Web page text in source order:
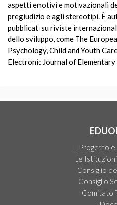
aspetti emotivi e motivazionali
pregiudizio e agli stereotipi. È
pubblicati su riviste
dello sviluppo, come The
Psychology, Child and Youth
Electronic Journal of Elementary
Il Progetto e
Le
Consiglio
Consiglio
Comitato